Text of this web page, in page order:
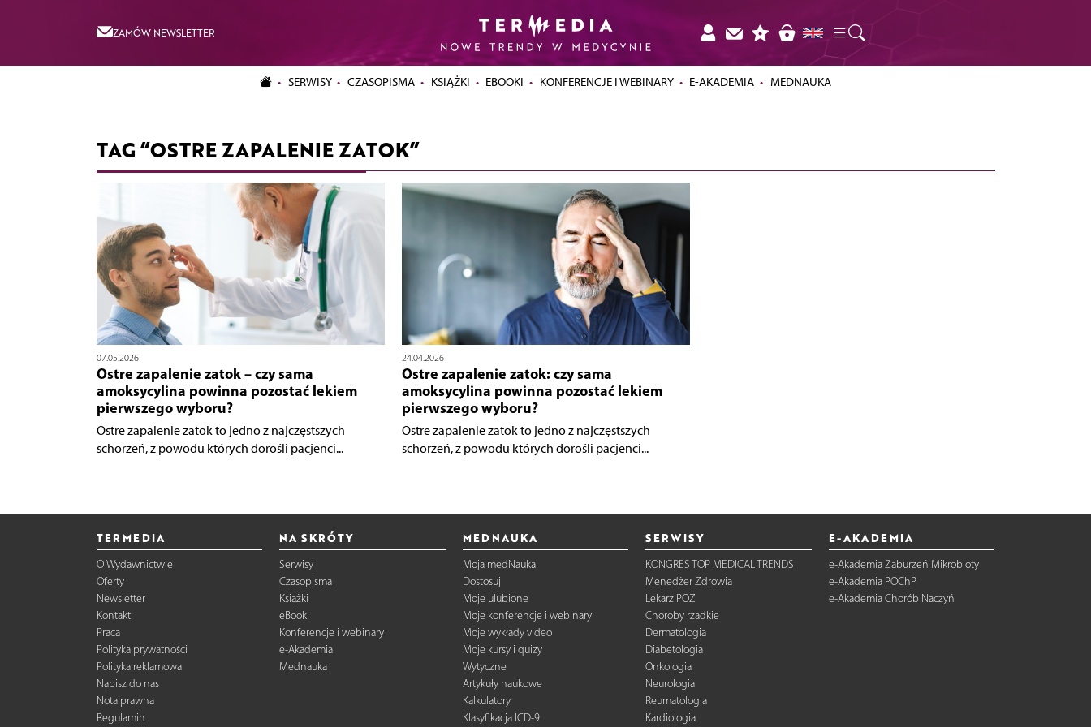
ZAMÓW NEWSLETTER
SERWISY CZASOPISMA KSIĄŻKI EBOOKI KONFERENCJE I WEBINARY E-AKADEMIA MEDNAUKA
TAG “OSTRE ZAPALENIE ZATOK”
07.05.2026
Ostre zapalenie zatok – czy sama
amoksycylina powinna pozostać lekiem
pierwszego wyboru?
Ostre zapalenie zatok to jedno z najczęstszych
schorzeń, z powodu których dorośli pacjenci...
24.04.2026
Ostre zapalenie zatok: czy sama
amoksycylina powinna pozostać lekiem
pierwszego wyboru?
Ostre zapalenie zatok to jedno z najczęstszych
schorzeń, z powodu których dorośli pacjenci...
TERMEDIA
O Wydawnictwie
Oferty
Newsletter
Kontakt
Praca
Polityka prywatności
Polityka reklamowa
Napisz do nas
Nota prawna
Regulamin
NA SKRÓTY
Serwisy
Czasopisma
Książki
eBooki
Konferencje i webinary
e-Akademia
Mednauka
MEDNAUKA
Moja medNauka
Dostosuj
Moje ulubione
Moje konferencje i webinary
Moje wykłady video
Moje kursy i quizy
Wytyczne
Artykuły naukowe
Kalkulatory
Klasyfikacja ICD-9
SERWISY
KONGRES TOP MEDICAL TRENDS
Menedżer Zdrowia
Lekarz POZ
Choroby rzadkie
Dermatologia
Diabetologia
Onkologia
Neurologia
Reumatologia
Kardiologia
E-AKADEMIA
e-Akademia Zaburzeń Mikrobioty
e-Akademia POChP
e-Akademia Chorób Naczyń